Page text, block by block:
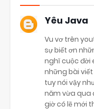
Yêu Java
Vu vơ trên
sự biết ơn
nghĩ cuộc đời
những bài
tuy nói vậy
năm vừa qua
giờ có lẽ mới